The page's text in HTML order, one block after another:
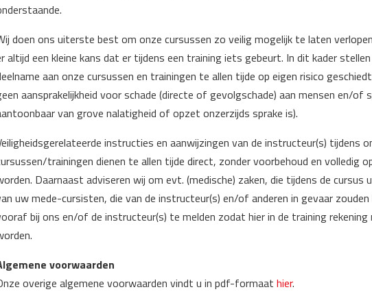
doen ons uiterste best om onze cursussen zo veilig mogelijk te laten
altijd een kleine kans dat er tijdens een training iets gebeurt. In dit kader
aan onze cursussen en trainingen te allen tijde op eigen risico
aansprakelijkheid voor schade (directe of gevolgschade) aan mensen en/of
van grove nalatigheid of opzet onzerzijds sprake is).
instructies en aanwijzingen van de instructeur(s) tijdens
trainingen dienen te allen tijde direct, zonder voorbehoud en volledig
Daarnaast adviseren wij om evt. (medische) zaken, die tijdens de cursus
uw mede-cursisten, die van de instructeur(s) en/of anderen in gevaar zouden
bij ons en/of de instructeur(s) te melden zodat hier in de training rekening
voorwaarden
overige algemene voorwaarden vindt u in pdf-formaat hier.